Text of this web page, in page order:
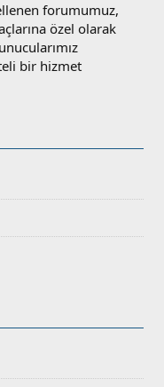
forumumuz,
özel olarak
bir hizmet